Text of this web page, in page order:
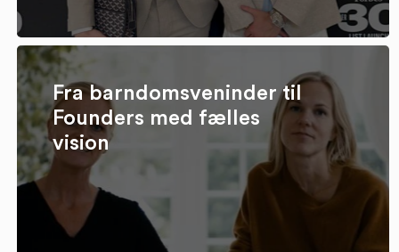
Fra barndomsveninder til
Founders med fælles
vision